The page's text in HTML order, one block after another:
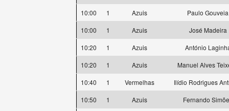
10:00
1 Azuis
Paulo Gouveia
10:00
1 Azuis
José Madeira
10:20
1 Azuis
António
10:20
1 Azuis
Manuel Alves
10:40
1 Vermelhas
Ilídio Rodrigues
10:50
1 Azuis
Fernando